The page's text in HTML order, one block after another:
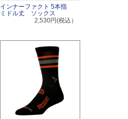
インナーファクト 5本指
ミドル丈 ソックス
2,530円(税込）